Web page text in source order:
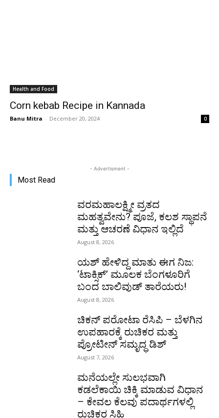
Health and Food
Corn kebab Recipe in Kannada
Banu Mitra - December 20, 2024 0
- Advertisment -
Most Read
ವರಮಹಾಲಕ್ಷ್ಮೀ ವ್ರತದ
ಮಹತ್ವವೇನು? ಪೂಜೆ, ಕಲಶ ಸ್ಥಾಪನೆ
ಮತ್ತು ಆಚರಣೆ ವಿಧಾನ ಇಲ್ಲಿದೆ
August 8, 2026
ಯಶ್ ಹೇಳಿದ್ದ ಮಾತು ಈಗ ನಿಜ:
‘ಟಾಕ್ಸಿಕ್’ ಮೂಲಕ ಬೆಂಗಳೂರಿಗೆ
ಬಂದ ಬಾಲಿವುಡ್ ತಾರೆಯರು!
August 8, 2026
ಚಿಕನ್ ಪರೋಟಾ ರೆಸಿಪಿ – ಬೆಳಗಿನ
ಉಪಹಾರಕ್ಕೆ ರುಚಿಕರ ಮತ್ತು
ಪ್ರೋಟೀನ್‌ ಸಮೃದ್ಧ ಡಿಶ್
August 7, 2026
ಮನೆಯಲ್ಲೇ ಸುಲಭವಾಗಿ
ಕಡಲೆಕಾಯಿ ಚಿಕ್ಕಿ ಮಾಡುವ ವಿಧಾನ
– ಕೇವಲ ಕೆಲವು ಪದಾರ್ಥಗಳಲ್ಲಿ
ರುಚಿಕರ ಸಿಹಿ